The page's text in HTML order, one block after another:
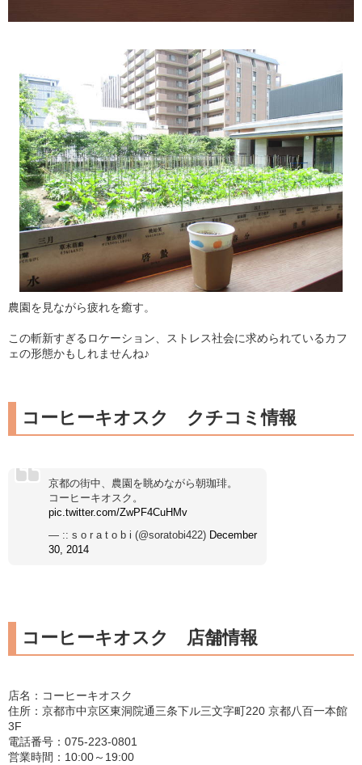
農園を見ながら疲れを癒す。
この斬新すぎるロケーション、ストレス社会に求められているカフ
ェの形態かもしれませんね♪
コーヒーキオスク クチコミ情報
京都の街中、農園を眺めながら朝珈琲。
コーヒーキオスク。
pic.twitter.com/ZwPF4CuHMv
— :: s o r a t o b i (@soratobi422) December
30, 2014
コーヒーキオスク 店舗情報
店名：コーヒーキオスク
住所：京都市中京区東洞院通三条下ル三文字町220 京都八百一本館
3F
電話番号：075-223-0801
営業時間：10:00～19:00